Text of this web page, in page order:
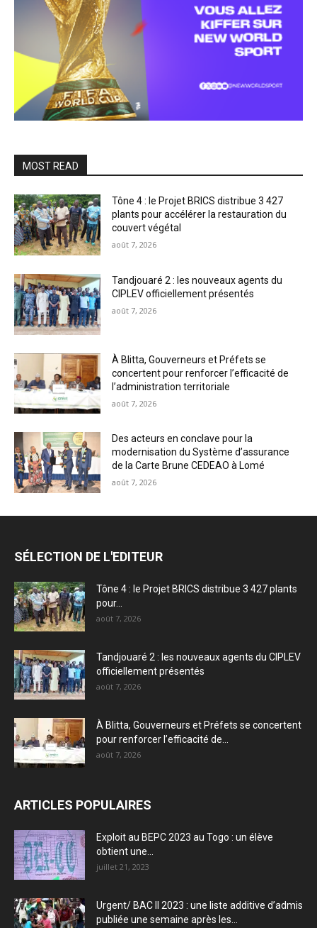
MOST READ
Tône 4 : le Projet BRICS distribue 3 427
plants pour accélérer la restauration du
couvert végétal
août 7, 2026
Tandjouaré 2 : les nouveaux agents du
CIPLEV officiellement présentés
août 7, 2026
À Blitta, Gouverneurs et Préfets se
concertent pour renforcer l’efficacité de
l’administration territoriale
août 7, 2026
Des acteurs en conclave pour la
modernisation du Système d’assurance
de la Carte Brune CEDEAO à Lomé
août 7, 2026
SÉLECTION DE L'EDITEUR
Tône 4 : le Projet BRICS distribue 3 427 plants
pour...
août 7, 2026
Tandjouaré 2 : les nouveaux agents du CIPLEV
officiellement présentés
août 7, 2026
À Blitta, Gouverneurs et Préfets se concertent
pour renforcer l’efficacité de...
août 7, 2026
ARTICLES POPULAIRES
Exploit au BEPC 2023 au Togo : un élève
obtient une...
juillet 21, 2023
Urgent/ BAC II 2023 : une liste additive d’admis
publiée une semaine après les...